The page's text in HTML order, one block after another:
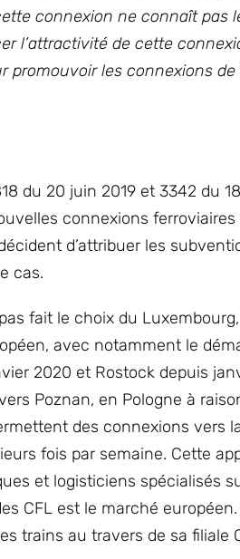
connexion ne connaît pas
l’attractivité de cette
promouvoir les connexions
du 20 juin 2019 et 3342 du
connexions
d’attribuer les
cas.
fait le choix du
avec notamment le
2020 et Rostock depuis
Poznan, en Pologne à
des connexions vers
fois par semaine. Cette
et logisticiens spécialisés
CFL est le marché
trains au travers de sa filiale